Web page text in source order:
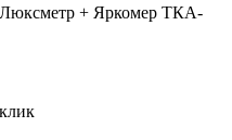
+ Яркомер ТКА-